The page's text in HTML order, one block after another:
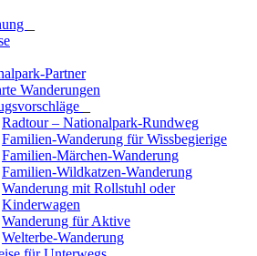
Partner
Wanderungen
Radtour – Nationalpark-Rundweg
Familien-Wanderung für Wissbegierige
Familien-Märchen-Wanderung
Familien-Wildkatzen-Wanderung
Wanderung mit Rollstuhl oder
Kinderwagen
Wanderung für Aktive
Welterbe-Wanderung